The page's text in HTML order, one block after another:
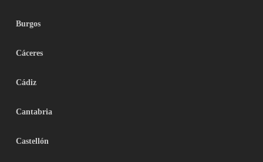
Burgos
Cáceres
Cádiz
Cantabria
Castellón